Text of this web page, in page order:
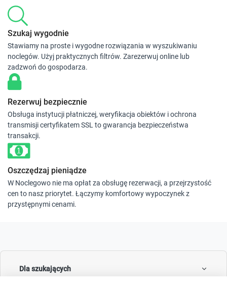
Szukaj wygodnie
Stawiamy na proste i wygodne rozwiązania w wyszukiwaniu
noclegów. Użyj praktycznych filtrów. Zarezerwuj online lub
zadzwoń do gospodarza.
Rezerwuj bezpiecznie
Obsługa instytucji płatniczej, weryfikacja obiektów i ochrona
transmisji certyfikatem SSL to gwarancja bezpieczeństwa
transakcji.
Oszczędzaj pieniądze
W Noclegowo nie ma opłat za obsługę rezerwacji, a przejrzystość
cen to nasz priorytet. Łączymy komfortowy wypoczynek z
przystępnymi cenami.
Dla szukających